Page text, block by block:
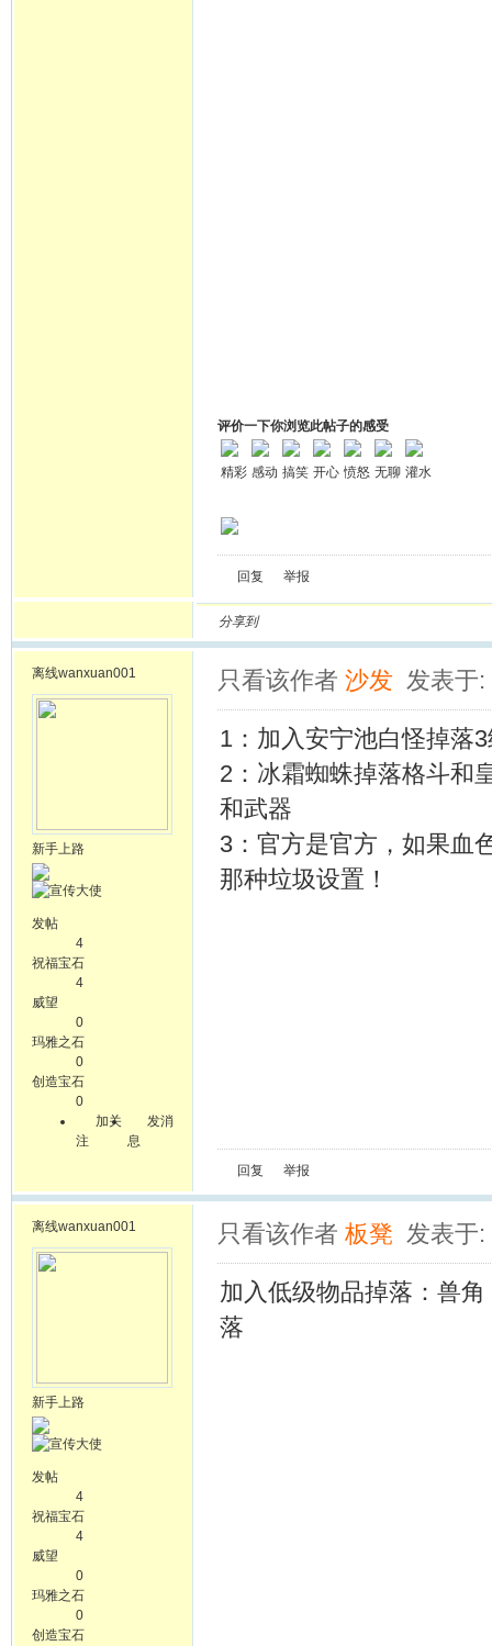
评价一下你浏览此帖子的感受
精彩 感动 搞笑 开心 愤怒 无聊 灌水
回复 举报
分享到
离线wanxuan001
新手上路
发帖
4
祝福宝石
4
威望
0
玛雅之石
0
创造宝石
0
加关
注
发消
息
只看该作者 沙发 发表于:
1：加入安宁池白怪掉落
2：冰霜蜘蛛掉落格斗和
和武器
3：官方是官方，如果血
那种垃圾设置！
回复 举报
离线wanxuan001
新手上路
发帖
4
祝福宝石
4
威望
0
玛雅之石
0
创造宝石
只看该作者 板凳 发表于:
加入低级物品掉落：兽
落